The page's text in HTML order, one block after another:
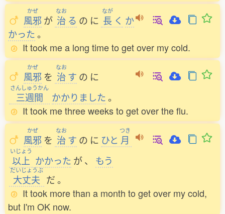
かぜ
風邪 が
なお
治 る の に
なが
長 く か
かった。
It took me a long time to get over my cold.
かぜ
風邪 を
なお
治す の に
さんしゅうかん
三週間 かかりました。
It took me three weeks to get over the flu.
かぜ
風邪 を
なお
治す の に ひと
つき
月
いじょう
以上 かかった が、 もう
だいじょうぶ
大丈夫 だ。
It took more than a month to get over my cold,
but I'm OK now.